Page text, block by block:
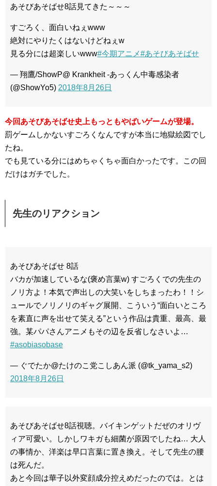
あそびあそばせ8話見てきた～～～
すごろく、面白いねぇwww
絶対にやりたくはないけどねぇw
見る分には超楽しいwww#今期アニメ#あそびあそばせ
— 翔鷹/ShowP@ Krankheit -あっくん中毒感染者
(@ShowYo5) 2018年8月26日
今回あそびあそばせ史上もっともやばいゲームが登場。
罰ゲームしかないすごろくなんですが本当に地獄絵図でし
たね。
でも見ている分にはめちゃくちゃ面白かったです。この回
だけはガチでした。
先生のリアクション
あそびあそばせ 8話
バカが加速しているな(褒め言葉w) すごろくでの先生の
ノリ方よ！本気で声出しの大笑いをしちまったわ！！シ
ュールでノリノリのギャグ展開、こういう“面白いところ
を素直に声を出せて笑える”という作品は貴重、最高、最
強。某パパさんアニメもその辺を反省しなさいよ…
#asobiasobase
— ぐでたか@たけのこ党こしあん派 (@tk_yama_s2)
2018年8月26日
あそびあそばせ8話視聴。バイキンゲットだぜのオリヴ
ィア可愛い。しかしワキガも細菌が原因でしたね… 大人
の事情か、洋楽は早口言葉に置き換え。そして先生の腰
は死んだ。
あと今回は華子以外変顔成分控えめだったのでは。とは